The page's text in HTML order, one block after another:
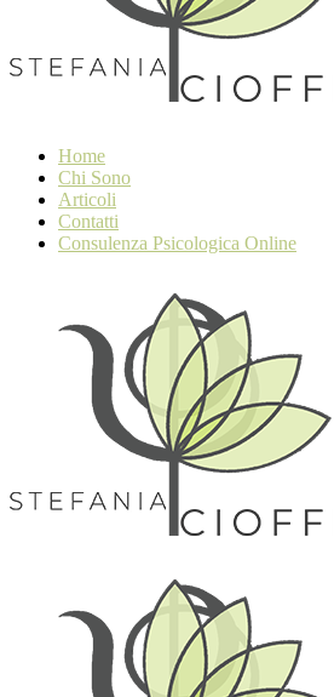
Home
Chi Sono
Articoli
Contatti
Consulenza Psicologica Online